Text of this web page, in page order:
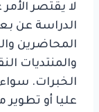
لا يقتصر
الدراسة عن
المحاضرين
والمنتديات
الخبرات.
عليا أو تطوير